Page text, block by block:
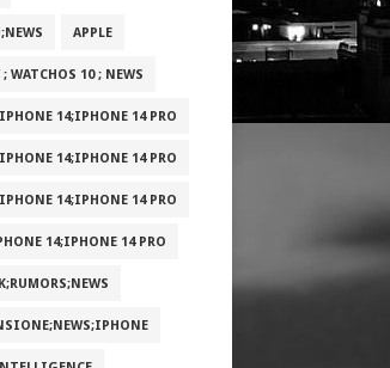
APPLE
WATCHOS 10 ; NEWS
14;IPHONE 14 PRO
14;IPHONE 14 PRO
14;IPHONE 14 PRO
14;IPHONE 14 PRO